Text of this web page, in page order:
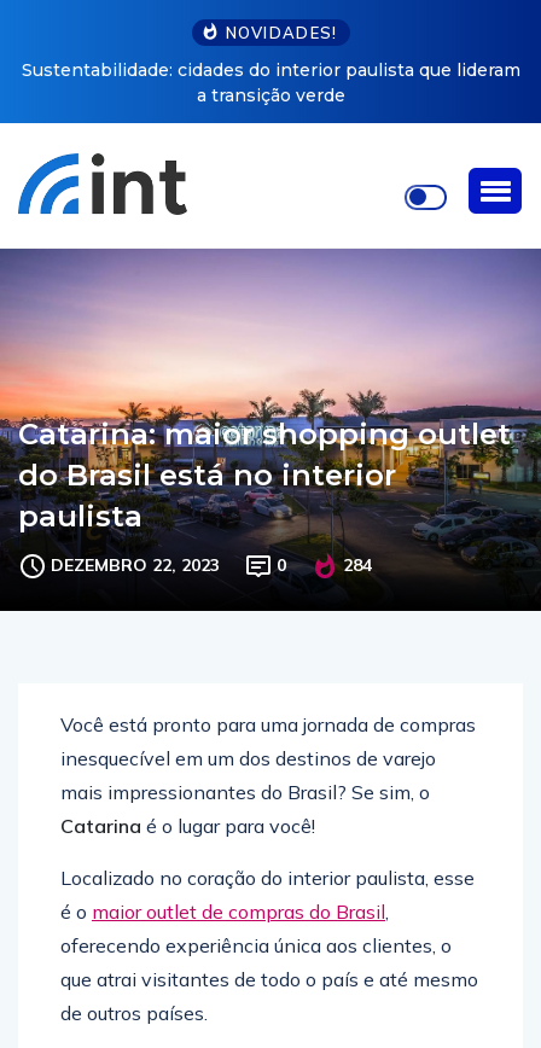
NOVIDADES!
Sustentabilidade: cidades do interior paulista que lideram
a transição verde
Catarina: maior shopping outlet
do Brasil está no interior
paulista
DEZEMBRO 22, 2023 0 284
Você está pronto para uma jornada de compras
inesquecível em um dos destinos de varejo
mais impressionantes do Brasil? Se sim, o
Catarina é o lugar para você!
Localizado no coração do interior paulista, esse
é o maior outlet de compras do Brasil
oferecendo experiência única aos clientes, o
que atrai visitantes de todo o país e até mesmo
de outros países.